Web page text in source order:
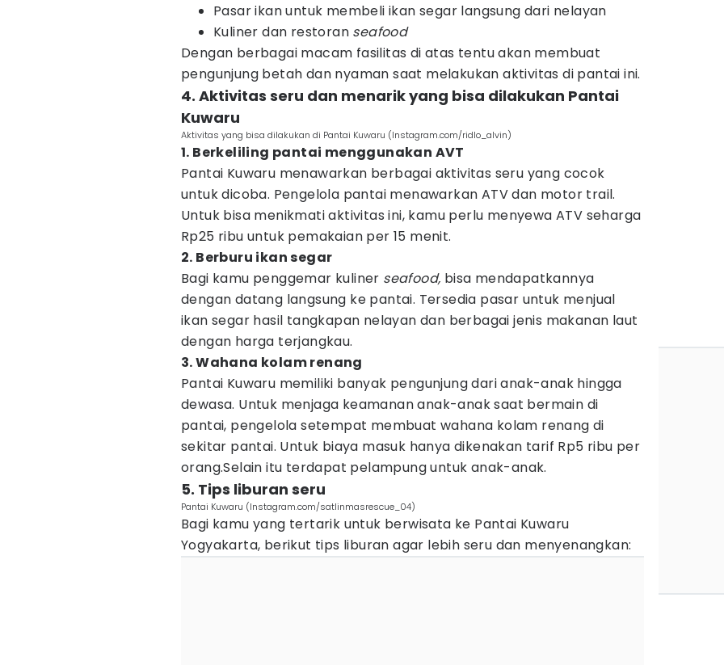
Pasar ikan untuk membeli ikan segar langsung dari nelayan
Kuliner dan restoran seafood
Dengan berbagai macam fasilitas di atas tentu akan membuat
pengunjung betah dan nyaman saat melakukan aktivitas di pantai ini.
4. Aktivitas seru dan menarik yang bisa dilakukan Pantai
Kuwaru
Aktivitas yang bisa dilakukan di Pantai Kuwaru (Instagram.com/ridlo_alvin)
1. Berkeliling pantai menggunakan AVT
Pantai Kuwaru menawarkan berbagai aktivitas seru yang cocok
untuk dicoba. Pengelola pantai menawarkan ATV dan motor trail.
Untuk bisa menikmati aktivitas ini, kamu perlu menyewa ATV seharga
Rp25 ribu untuk pemakaian per 15 menit.
2. Berburu ikan segar
Bagi kamu penggemar kuliner seafood, bisa mendapatkannya
dengan datang langsung ke pantai. Tersedia pasar untuk menjual
ikan segar hasil tangkapan nelayan dan berbagai jenis makanan laut
dengan harga terjangkau.
3. Wahana kolam renang
Pantai Kuwaru memiliki banyak pengunjung dari anak-anak hingga
dewasa. Untuk menjaga keamanan anak-anak saat bermain di
pantai, pengelola setempat membuat wahana kolam renang di
sekitar pantai. Untuk biaya masuk hanya dikenakan tarif Rp5 ribu per
orang.Selain itu terdapat pelampung untuk anak-anak.
5. Tips liburan seru
Pantai Kuwaru (Instagram.com/satlinmasrescue_04)
Bagi kamu yang tertarik untuk berwisata ke Pantai Kuwaru
Yogyakarta, berikut tips liburan agar lebih seru dan menyenangkan: